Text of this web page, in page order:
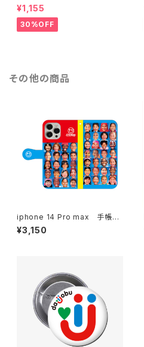
¥1,155
30%OFF
その他の商品
iphone 14 Pro max 手帳型
携帯ケース
¥3,150